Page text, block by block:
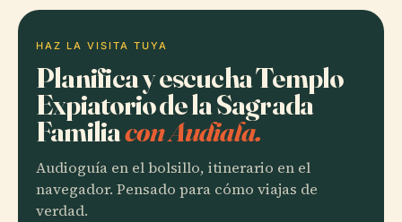
HAZ LA VISITA TUYA
Planifica y escucha Templo
Expiatorio de la Sagrada
Familiacon Audiala.
Audioguía en el bolsillo, itinerario en el
navegador. Pensado para cómo viajas de
verdad.